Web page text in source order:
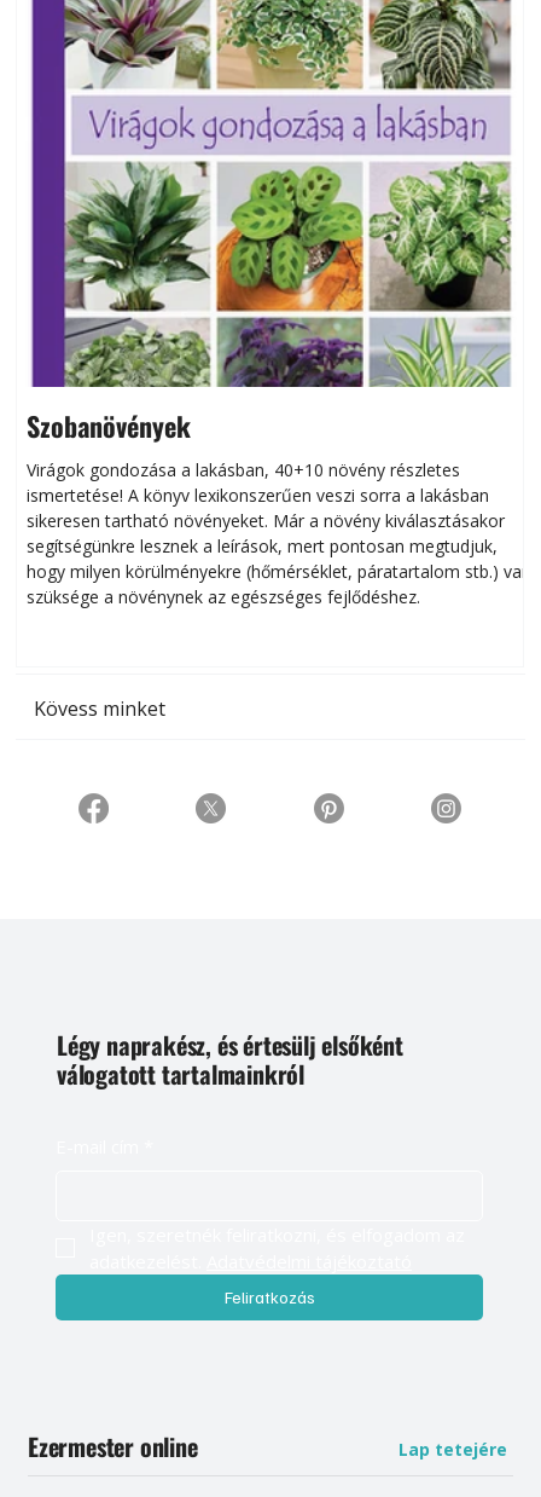
Szobanövények
Virágok gondozása a lakásban, 40+10 növény részletes
ismertetése! A könyv lexikonszerűen veszi sorra a lakásban
sikeresen tart­ha­tó növényeket. Már a növény kiválasztásakor
segítségünkre lesznek a leírások, mert pontosan megtudjuk,
hogy milyen körülményekre (hőmérséklet, páratartalom stb.) van
szüksége a növénynek az egészséges fejlődéshez.
Kövess minket
Légy naprakész, és értesülj elsőként
válogatott tartalmainkról
Feliratkozás
Ezermester online Lap tetejére